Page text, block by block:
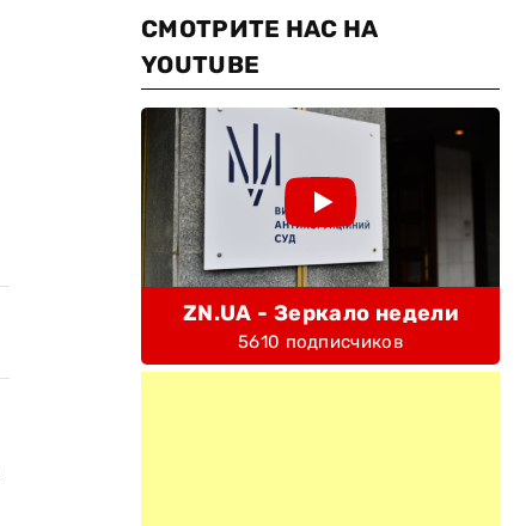
СМОТРИТЕ НАС НА
YOUTUBE
ZN.UA - Зеркало недели
5610 подписчиков